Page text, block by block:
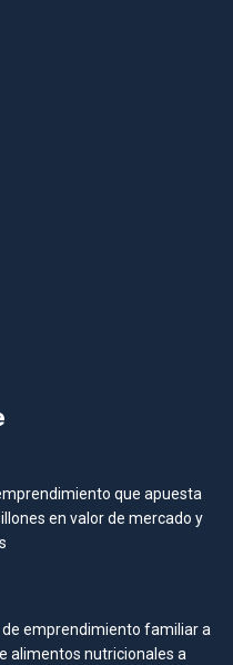
que apuesta
en valor de mercado y
de emprendimiento familiar a
alimentos nutricionales a